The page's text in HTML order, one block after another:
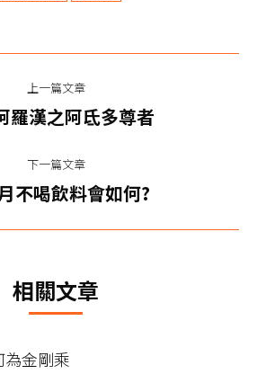
上一篇文章
上
篇
文
羅漢之阿氐多尊者
下一篇文章
下
章：
不喝飲料會如何?
相關文章
為金剛乘